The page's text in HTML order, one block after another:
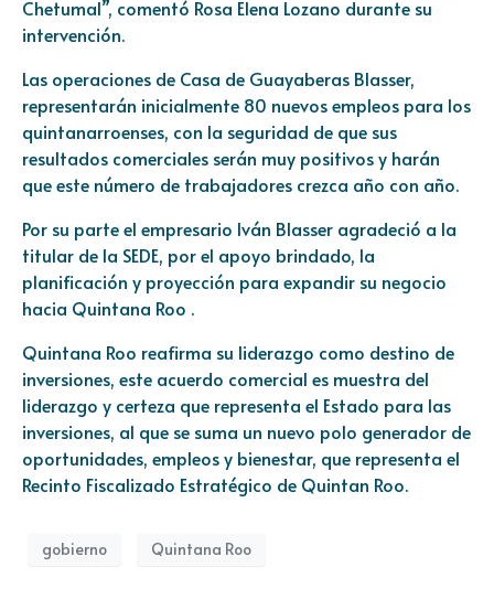
Chetumal”, comentó Rosa Elena Lozano durante su
intervención.
Las operaciones de Casa de Guayaberas Blasser,
representarán inicialmente 80 nuevos empleos para los
quintanarroenses, con la seguridad de que sus
resultados comerciales serán muy positivos y harán
que este número de trabajadores crezca año con año.
Por su parte el empresario Iván Blasser agradeció a la
titular de la SEDE, por el apoyo brindado, la
planificación y proyección para expandir su negocio
hacia Quintana Roo .
Quintana Roo reafirma su liderazgo como destino de
inversiones, este acuerdo comercial es muestra del
liderazgo y certeza que representa el Estado para las
inversiones, al que se suma un nuevo polo generador de
oportunidades, empleos y bienestar, que representa el
Recinto Fiscalizado Estratégico de Quintan Roo.
gobierno Quintana Roo